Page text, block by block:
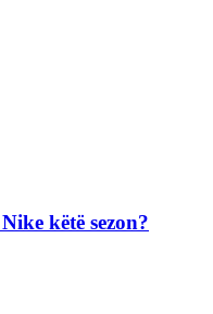
këtë sezon?